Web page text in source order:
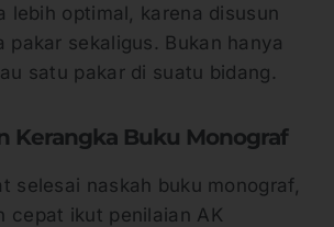
lebih optimal, karena disusun
pakar sekaligus. Bukan hanya
satu pakar di suatu bidang.
Kerangka Buku Monograf
selesai naskah buku monograf,
cepat ikut penilaian AK